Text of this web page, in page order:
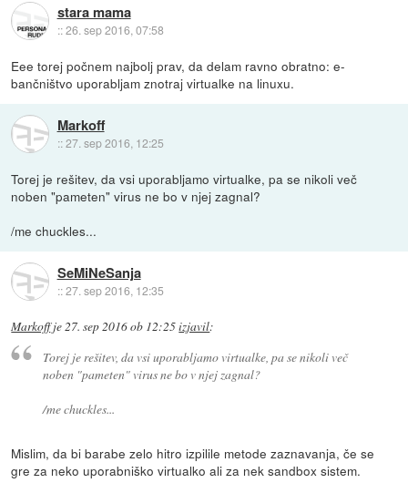
stara mama
::26. sep 2016, 07:58
Eee torej počnem najbolj prav, da delam ravno obratno: e-
bančništvo uporabljam znotraj virtualke na linuxu.
Markoff
::27. sep 2016, 12:25
Torej je rešitev, da vsi uporabljamo virtualke, pa se nikoli več
noben "pameten" virus ne bo v njej zagnal?
/me chuckles...
SeMiNeSanja
::27. sep 2016, 12:35
Markoffje27. sep 2016 ob 12:25izjavil:
Torej je rešitev, da vsi uporabljamo virtualke, pa se nikoli več
noben "pameten" virus ne bo v njej zagnal?
/me chuckles...
Mislim, da bi barabe zelo hitro izpilile metode zaznavanja, če se
gre za neko uporabniško virtualko ali za nek sandbox sistem.